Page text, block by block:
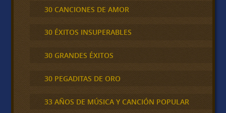
30 CANCIONES DE AMOR
30 ÉXITOS INSUPERABLES
30 GRANDES ÉXITOS
30 PEGADITAS DE ORO
33 AÑOS DE MÚSICA Y CANCIÓN POPULAR